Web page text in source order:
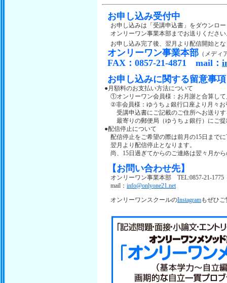
お申し込み受付中
お申し込みは「受講申込書」をダウンロー
オンリーワン事業本部までお送りください
お申し込み完了後、翌月より配信開始とな
オンリーワン事業本部 （メディ
FAX：0857-21-4871 mail：
お申し込みに関する留意事項
●月額料のお支払い方法について
①オンリーワン会員様：お月謝と合算して
②非会員様：ゆうちょ銀行口座より月々お
受講申込書にご記載のご住所へお送りす
最寄りの郵便局（ゆうちょ銀行）にご提
●配信停止について
配信停止をご希望の際は前月の15日までに
翌月より配信停止となります。
尚、15日過ぎてからのご連絡は翌々月から
【お問い合わせ先】
オンリーワン事業本部 TEL:0857-21-1775
mail： info@onlyone21.net
オンリーワンスクールのInstagramもぜひ